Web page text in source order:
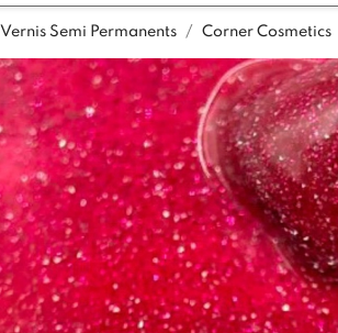
Vernis Semi Permanents Corner Cosmetics